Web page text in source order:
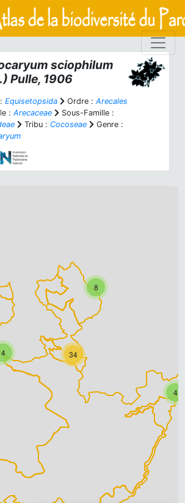
sciophilum
Pulle, 1906
Equisetopsida Ordre : Arecales
: Arecaceae
Sous-Famille :
Tribu : Cocoseae
Genre :
4
8
34
4